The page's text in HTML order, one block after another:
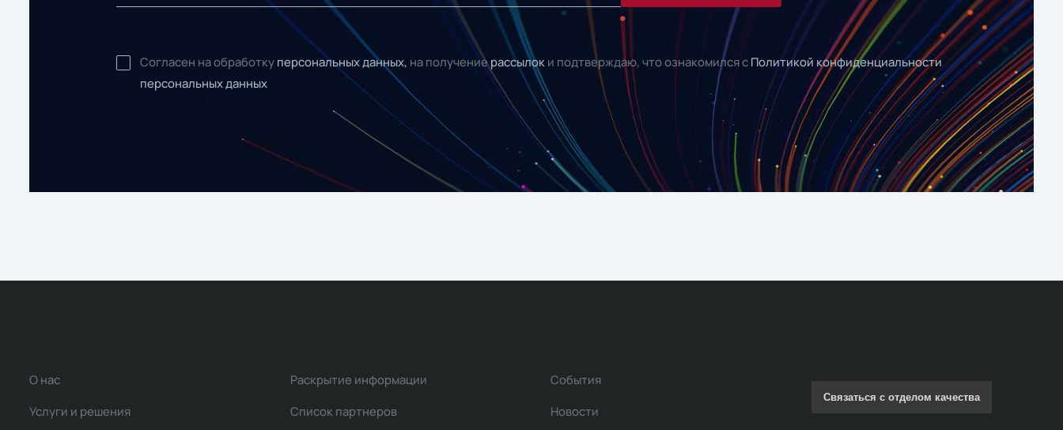
Согласен на обработку персональных данных, на получениерассылок и подтверждаю, что ознакомился с Политикой конфиденциальности
персональных данных
О нас
Услуги и решения
Раскрытие информации
Список партнеров
События
Новости
Связаться с отделом качества